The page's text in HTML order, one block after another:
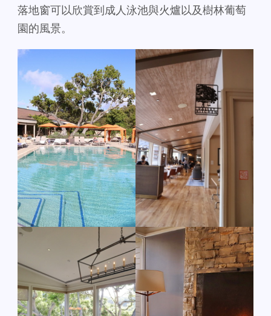
落地窗可以欣賞到成人泳池與火爐以及樹林葡萄
園的風景。